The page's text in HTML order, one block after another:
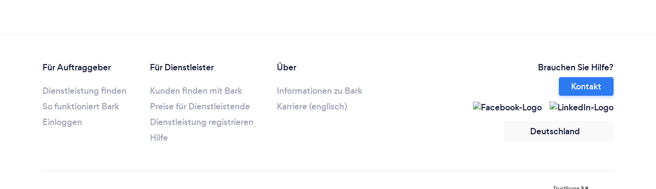
Für Auftraggeber
Dienstleistung finden
So funktioniert Bark
Einloggen
Für Dienstleister
Kunden finden mit Bark
Preise für Dienstleistende
Dienstleistung registrieren
Hilfe
Über
Informationen zu Bark
Karriere (englisch)
Brauchen Sie Hilfe?
Kontakt
Deutschland